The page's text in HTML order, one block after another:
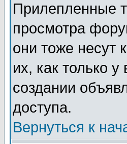
Прилепленные
просмотра
они тоже несут
их, как только
создании
доступа.
Вернуться к